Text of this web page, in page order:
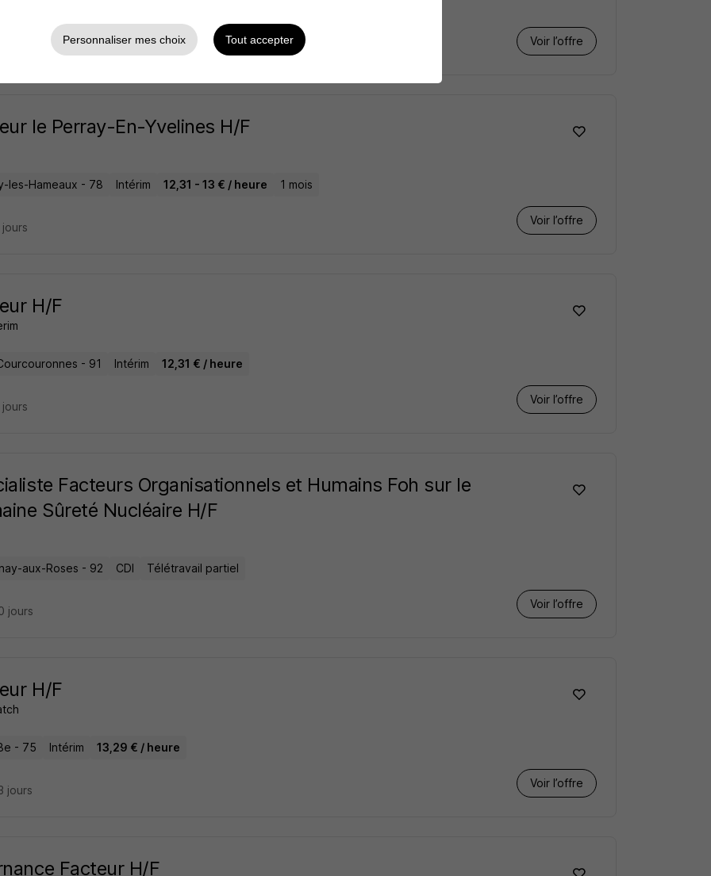
Voir l’offre
le Perray-En-Yvelines H/F
les-Hameaux - 78 Intérim 12,31 - 13 € / heure 1 mois
Voir l’offre
H/F
- 91 Intérim 12,31 € / heure
Voir l’offre
Facteurs Organisationnels et Humains Foh sur le
Sûreté Nucléaire H/F
aux-Roses - 92 CDI Télétravail partiel
Voir l’offre
jours
H/F
- 75 Intérim 13,29 € / heure
Voir l’offre
jours
Facteur H/F
Personnaliser mes choix Tout accepter